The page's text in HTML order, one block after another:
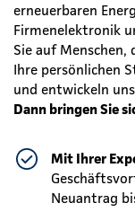
erneuerbaren
Firmenelektronik
Sie auf
Ihre persönlichen
und entwickeln
Dann bringen Sie
Mit Ihrer
Neuantrag